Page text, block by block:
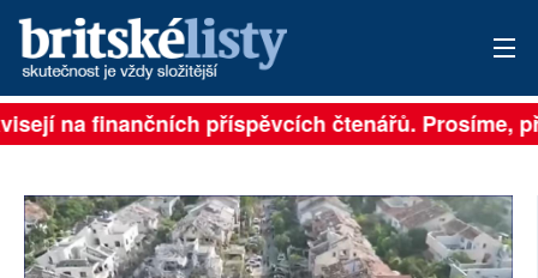
PŘIHLÁSIT
ARCHIV
na finančních příspěvcích čtenářů. Prosíme,